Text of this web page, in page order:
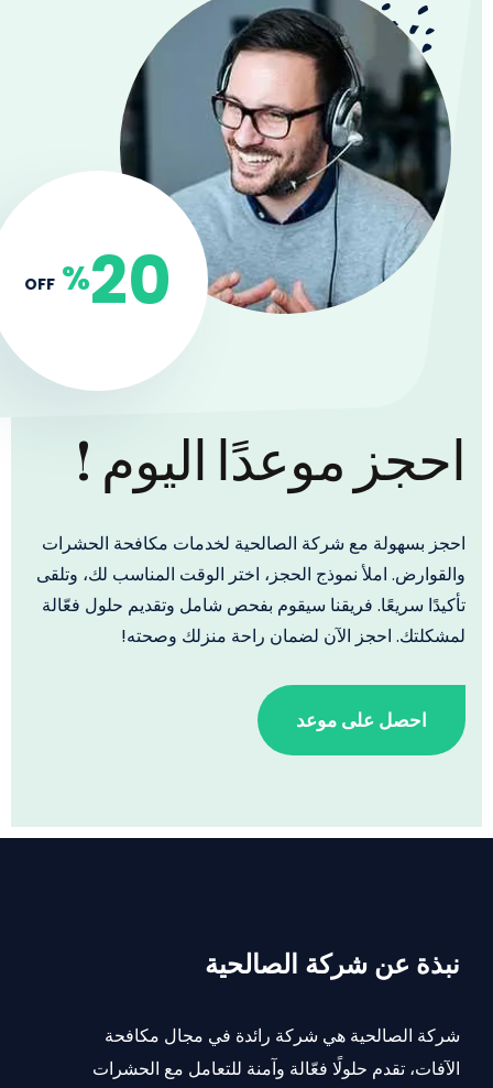
20
%
OFF
احجز موعدًا اليوم !
احجز بسهولة مع شركة الصالحية لخدمات مكافحة الحشرات
والقوارض. املأ نموذج الحجز، اختر الوقت المناسب لك، وتلقى
تأكيدًا سريعًا. فريقنا سيقوم بفحص شامل وتقديم حلول فعّالة
لمشكلتك. احجز الآن لضمان راحة منزلك وصحته!
احصل على موعد
نبذة عن شركة الصالحية
شركة الصالحية هي شركة رائدة في مجال مكافحة
الآفات، تقدم حلولًا فعّالة وآمنة للتعامل مع الحشرات